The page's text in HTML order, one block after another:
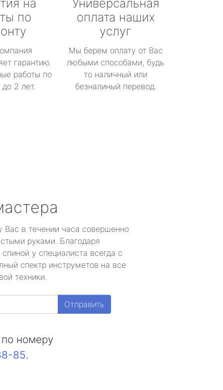
на
по
гарантию
работы по
2 лет.
Универсальная
оплата наших
услуг
Мы берем оплату от Вас
любыми способами, будь
то наличный или
безналиный перевод.
Вас в течении часа совершенно
руками. Благодаря
у специалиста всегда с
спектр инструметов на все
техники.
Отправить
номеру
85.